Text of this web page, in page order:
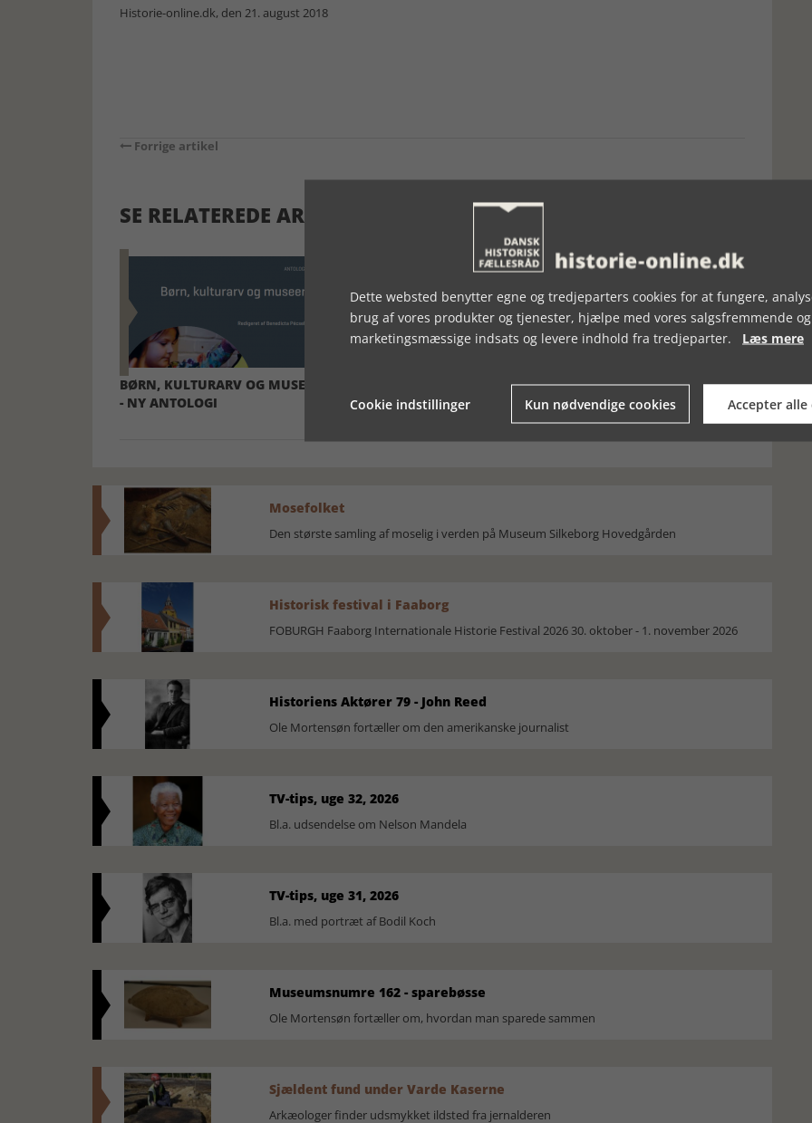
Historie-online.dk, den 21. august 2018
Forrige artikel
SE RELATEREDE ARTIKLER
BØRN, KULTURARV OG MUSEER
- NY ANTOLOGI
HISTORIELAB: FORBRYDELSE OG
STRAF
HISTORIELÆRERNES DAG 2025
Mosefolket
Den største samling af moselig i verden på Museum Silkeborg Hovedgården
Historisk festival i Faaborg
FOBURGH Faaborg Internationale Historie Festival 2026 30. oktober - 1. november 2026
Historiens Aktører 79 - John Reed
Ole Mortensøn fortæller om den amerikanske journalist
TV-tips, uge 32, 2026
Bl.a. udsendelse om Nelson Mandela
TV-tips, uge 31, 2026
Bl.a. med portræt af Bodil Koch
Museumsnumre 162 - sparebøsse
Ole Mortensøn fortæller om, hvordan man sparede sammen
Sjældent fund under Varde Kaserne
Arkæologer finder udsmykket ildsted fra jernalderen
Dette websted benytter egne og tredjeparters cookies for at fungere,
brug af vores produkter og tjenester, hjælpe med vores salgsfremmende og
marketingsmæssige indsats og levere indhold fra tredjeparter. Læs mere
Cookie indstillinger Kun nødvendige cookies Accepter alle